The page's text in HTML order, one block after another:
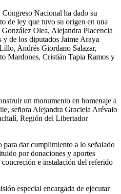
Nacional ha dado su
de ley que tuvo su origen en una
Olea, Alejandra Placencia
de los diputados Jaime Araya
Andrés Giordano Salazar,
Mardones, Cristián Tapia Ramos y
un monumento en homenaje a
señora Alejandra Graciela Arévalo
Región del Libertador
dar cumplimiento a lo señalado
por donaciones y aportes
e instalación del referido
especial encargada de ejecutar